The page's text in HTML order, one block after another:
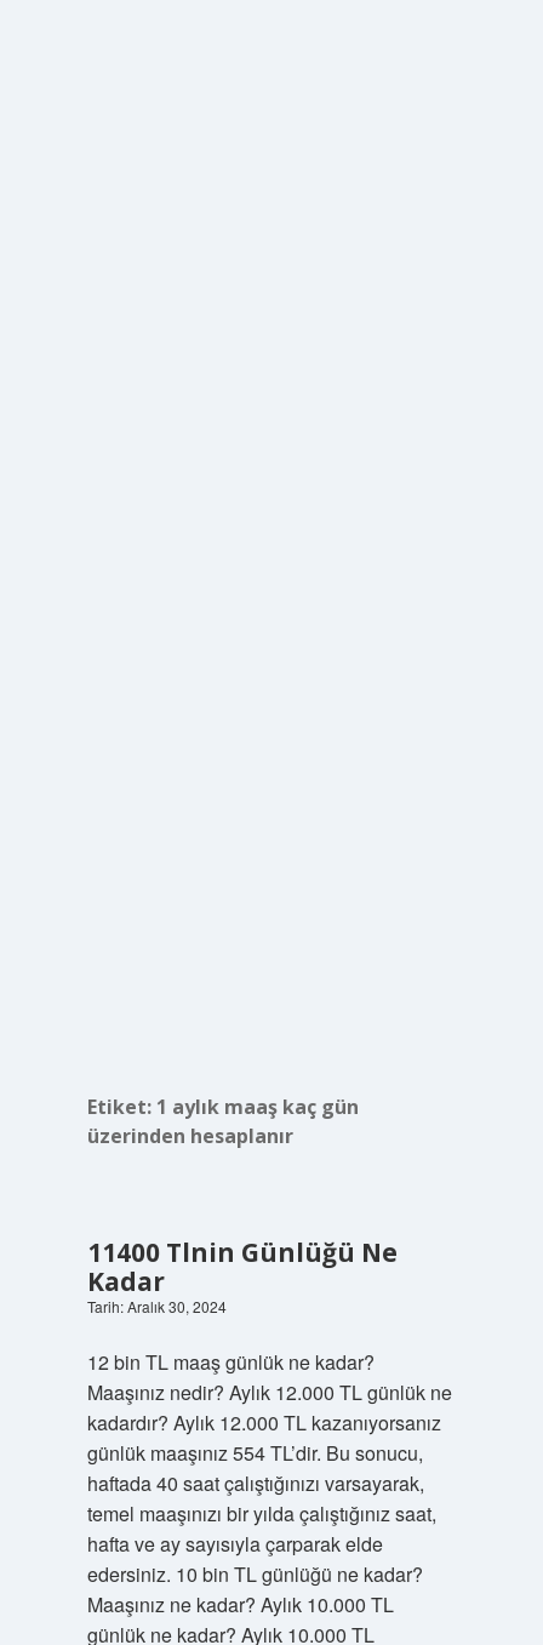
Etiket: 1 aylık maaş kaç gün
üzerinden hesaplanır
11400 Tlnin Günlüğü Ne
Kadar
Tarih: Aralık 30, 2024
12 bin TL maaş günlük ne kadar?
Maaşınız nedir? Aylık 12.000 TL günlük ne
kadardır? Aylık 12.000 TL kazanıyorsanız
günlük maaşınız 554 TL’dir. Bu sonucu,
haftada 40 saat çalıştığınızı varsayarak,
temel maaşınızı bir yılda çalıştığınız saat,
hafta ve ay sayısıyla çarparak elde
edersiniz. 10 bin TL günlüğü ne kadar?
Maaşınız ne kadar? Aylık 10.000 TL
günlük ne kadar? Aylık 10.000 TL